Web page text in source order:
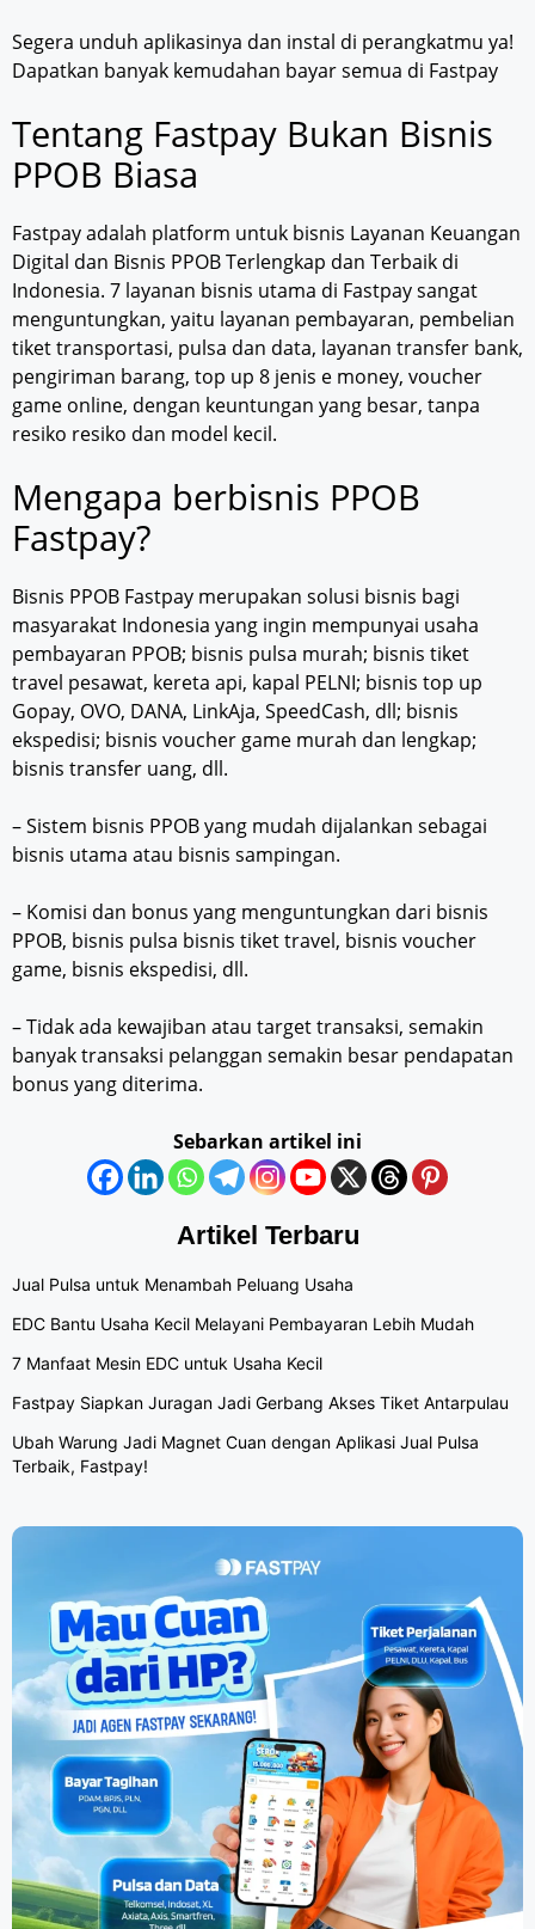
Segera unduh aplikasinya dan instal di perangkatmu ya!
Dapatkan banyak kemudahan bayar semua di Fastpay
Tentang Fastpay Bukan Bisnis
PPOB Biasa
Fastpay adalah platform untuk bisnis Layanan Keuangan
Digital dan Bisnis PPOB Terlengkap dan Terbaik di
Indonesia. 7 layanan bisnis utama di Fastpay sangat
menguntungkan, yaitu layanan pembayaran, pembelian
tiket transportasi, pulsa dan data, layanan transfer bank,
pengiriman barang, top up 8 jenis e money, voucher
game online, dengan keuntungan yang besar, tanpa
resiko resiko dan model kecil.
Mengapa berbisnis PPOB
Fastpay?
Bisnis PPOB Fastpay merupakan solusi bisnis bagi
masyarakat Indonesia yang ingin mempunyai usaha
pembayaran PPOB; bisnis pulsa murah; bisnis tiket
travel pesawat, kereta api, kapal PELNI; bisnis top up
Gopay, OVO, DANA, LinkAja, SpeedCash, dll; bisnis
ekspedisi; bisnis voucher game murah dan lengkap;
bisnis transfer uang, dll.
– Sistem bisnis PPOB yang mudah dijalankan sebagai
bisnis utama atau bisnis sampingan.
– Komisi dan bonus yang menguntungkan dari bisnis
PPOB, bisnis pulsa bisnis tiket travel, bisnis voucher
game, bisnis ekspedisi, dll.
– Tidak ada kewajiban atau target transaksi, semakin
banyak transaksi pelanggan semakin besar pendapatan
bonus yang diterima.
Sebarkan artikel ini
Artikel Terbaru
Jual Pulsa untuk Menambah Peluang Usaha
EDC Bantu Usaha Kecil Melayani Pembayaran Lebih Mudah
7 Manfaat Mesin EDC untuk Usaha Kecil
Fastpay Siapkan Juragan Jadi Gerbang Akses Tiket Antarpulau
Ubah Warung Jadi Magnet Cuan dengan Aplikasi Jual Pulsa
Terbaik, Fastpay!